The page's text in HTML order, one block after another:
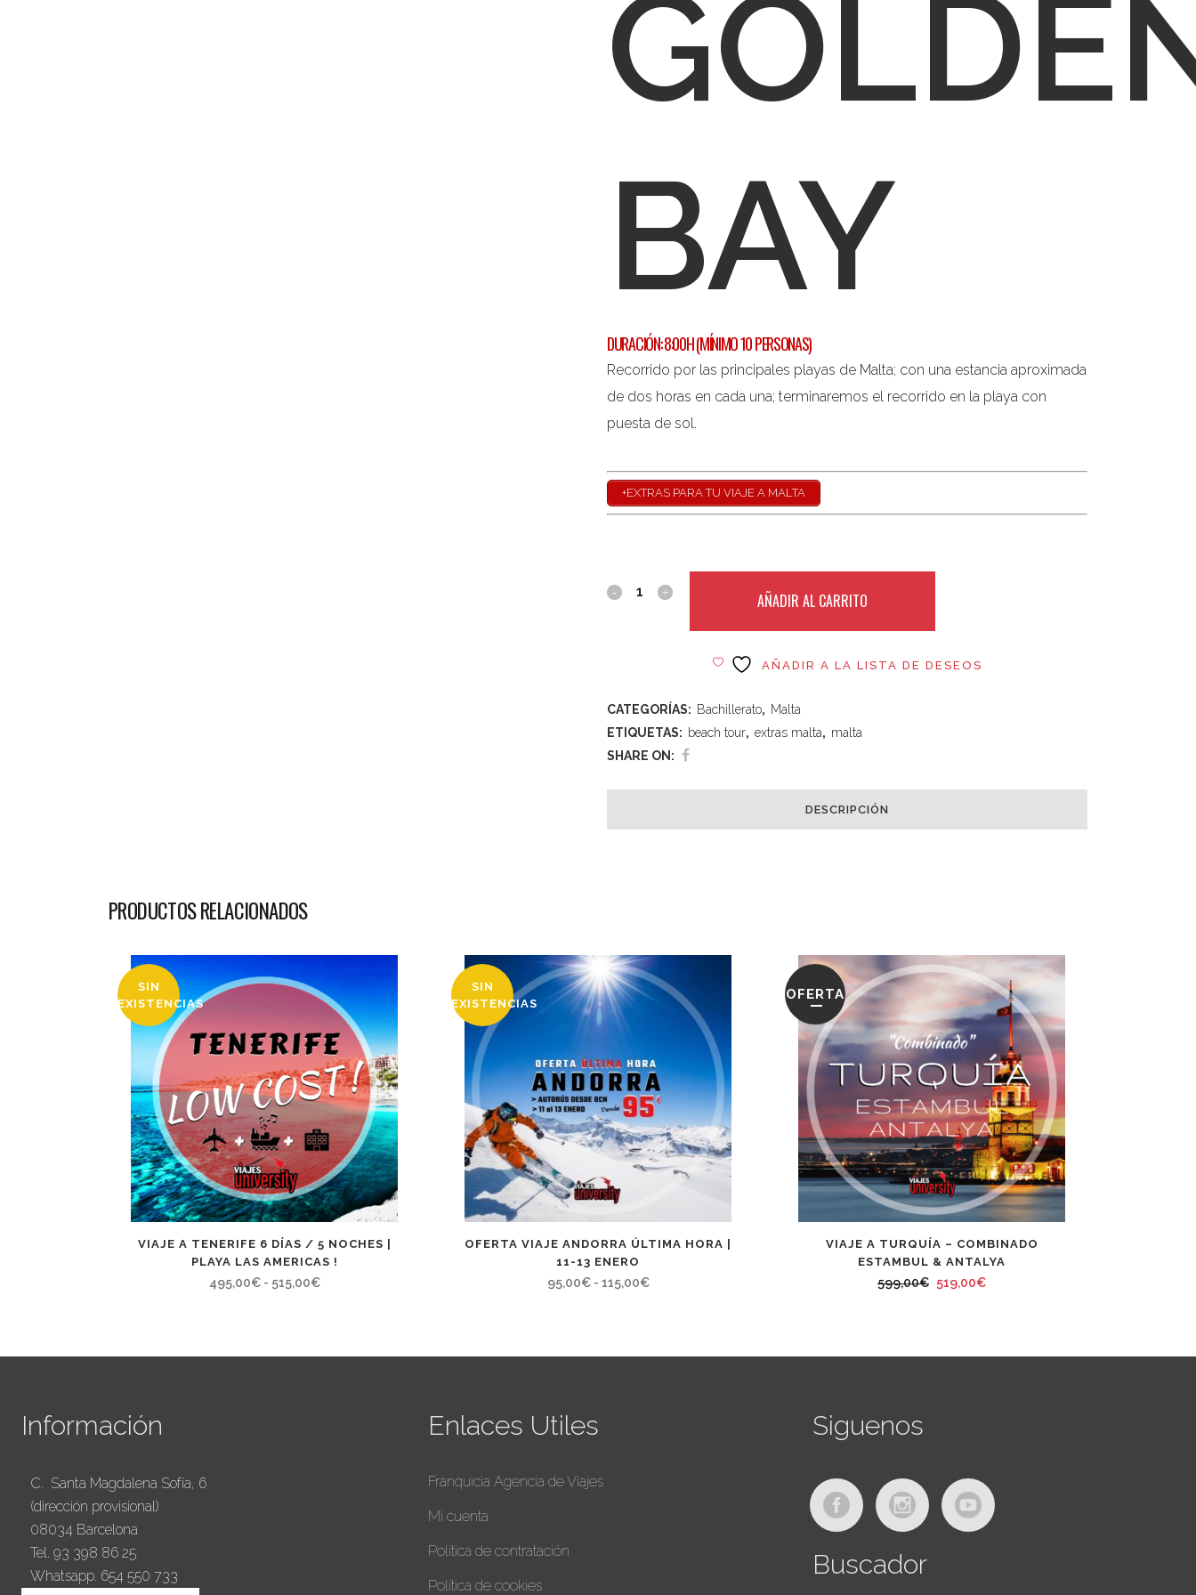
BAY
DURACIÓN: 8:00H (MÍNIMO 10 PERSONAS)
Recorrido por las principales playas de Malta; con una estancia aproximada
de dos horas en cada una; terminaremos el recorrido en la playa con
puesta de sol.
+EXTRAS PARA TU VIAJE A MALTA
AÑADIR AL CARRITO
AÑADIR A LA LISTA DE DESEOS
CATEGORÍAS: Bachillerato, Malta
ETIQUETAS: beach tour, extras malta, malta
SHARE ON:
DESCRIPCIÓN
PRODUCTOS RELACIONADOS
SIN
EXISTENCIAS
VIAJE A TENERIFE 6 DÍAS / 5 NOCHES |
PLAYA LAS AMERICAS !
495,00€ - 515,00€Rango
SIN
EXISTENCIAS
OFERTA VIAJE ANDORRA ÚLTIMA HORA |
11-13 ENERO
95,00€ - 115,00€Rango
OFERTA
VIAJE A TURQUÍA – COMBINADO
ESTAMBUL & ANTALYA
599,00€ El
519,00€El
Información
C. Santa Magdalena Sofía, 6
(dirección provisional)
08034 Barcelona
Tel. 93 398 86 25
Whatsapp. 654 550 733
Enlaces Utiles
Franquicia Agencia de Viajes
Mi cuenta
Política de contratación
Política de cookies
Siguenos
Buscador